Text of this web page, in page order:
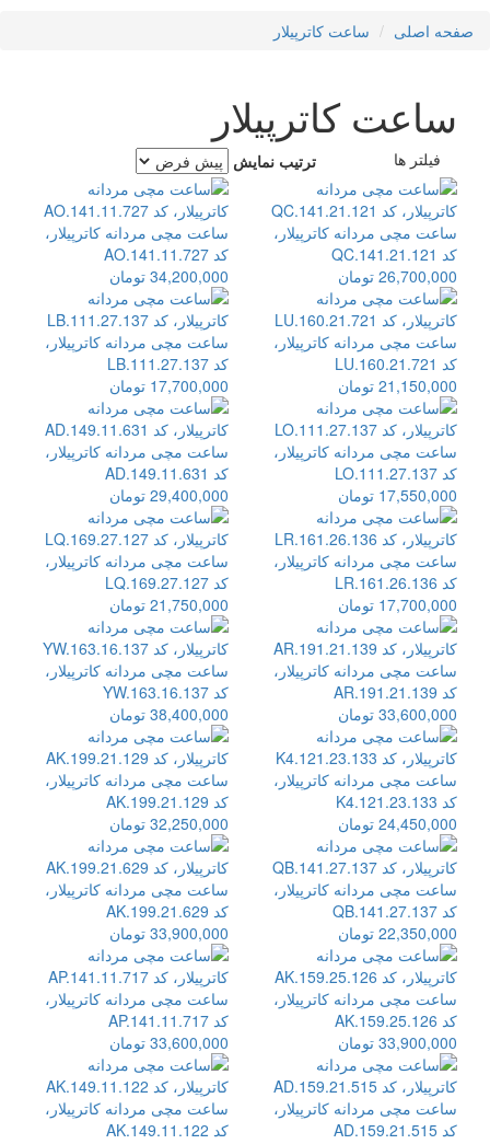
صفحه اصلی
ساعت کاترپیلار
ساعت کاترپیلار
فیلتر ها ترتیب نمایش
ساعت مچی مردانه کاترپیلار،
کد QC.141.21.121
26,700,000 تومان
ساعت مچی مردانه کاترپیلار،
کد AO.141.11.727
34,200,000 تومان
ساعت مچی مردانه کاترپیلار،
کد LU.160.21.721
21,150,000 تومان
ساعت مچی مردانه کاترپیلار،
کد LB.111.27.137
17,700,000 تومان
ساعت مچی مردانه کاترپیلار،
کد LO.111.27.137
17,550,000 تومان
ساعت مچی مردانه کاترپیلار،
کد AD.149.11.631
29,400,000 تومان
ساعت مچی مردانه کاترپیلار،
کد LR.161.26.136
17,700,000 تومان
ساعت مچی مردانه کاترپیلار،
کد LQ.169.27.127
21,750,000 تومان
ساعت مچی مردانه کاترپیلار،
کد AR.191.21.139
33,600,000 تومان
ساعت مچی مردانه کاترپیلار،
کد YW.163.16.137
38,400,000 تومان
ساعت مچی مردانه کاترپیلار،
کد K4.121.23.133
24,450,000 تومان
ساعت مچی مردانه کاترپیلار،
کد AK.199.21.129
32,250,000 تومان
ساعت مچی مردانه کاترپیلار،
کد QB.141.27.137
22,350,000 تومان
ساعت مچی مردانه کاترپیلار،
کد AK.199.21.629
33,900,000 تومان
ساعت مچی مردانه کاترپیلار،
کد AK.159.25.126
33,900,000 تومان
ساعت مچی مردانه کاترپیلار،
کد AP.141.11.717
33,600,000 تومان
ساعت مچی مردانه کاترپیلار،
کد AD.159.21.515
ساعت مچی مردانه کاترپیلار،
کد AK.149.11.122